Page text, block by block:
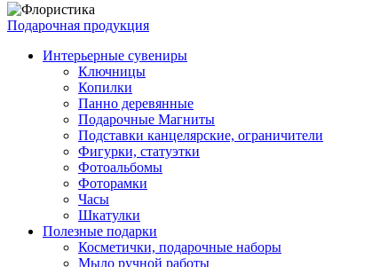
Подарочная продукция
Интерьерные сувениры
Ключницы
Копилки
Панно деревянные
Подарочные Магниты
Подставки канцелярские, ограничители
Фигурки, статуэтки
Фотоальбомы
Фоторамки
Часы
Шкатулки
Полезные подарки
Косметички, подарочные наборы
Мыло ручной работы